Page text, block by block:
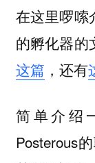
在这里啰嗦
的孵化器的
这篇 ，还有
简单介绍
Posterous